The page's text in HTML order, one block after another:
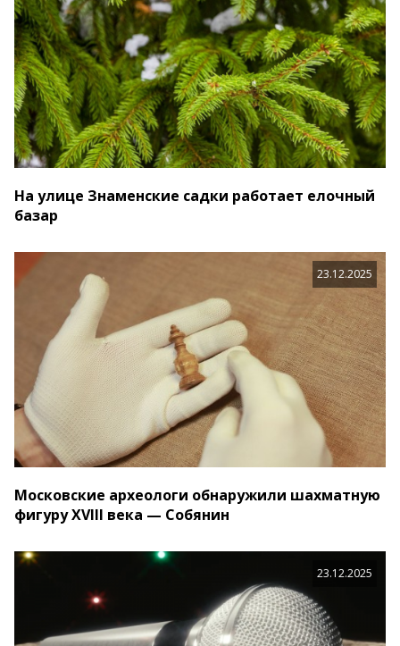
На улице Знаменские садки работает елочный
базар
23.12.2025
Московские археологи обнаружили шахматную
фигуру XVIII века — Собянин
23.12.2025